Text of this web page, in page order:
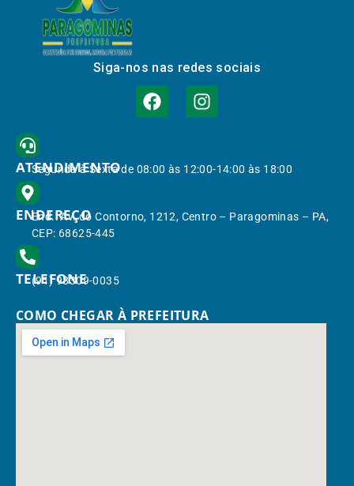
Siga-nos nas redes sociais
ATENDIMENTO
Segunda à Sexta de 08:00 às 12:00-14:00 às 18:00
ENDEREÇO
End.: Av. do Contorno, 1212, Centro – Paragominas – PA,
CEP: 68625-445
TELEFONE
(91) 98309-0035
COMO CHEGAR À PREFEITURA